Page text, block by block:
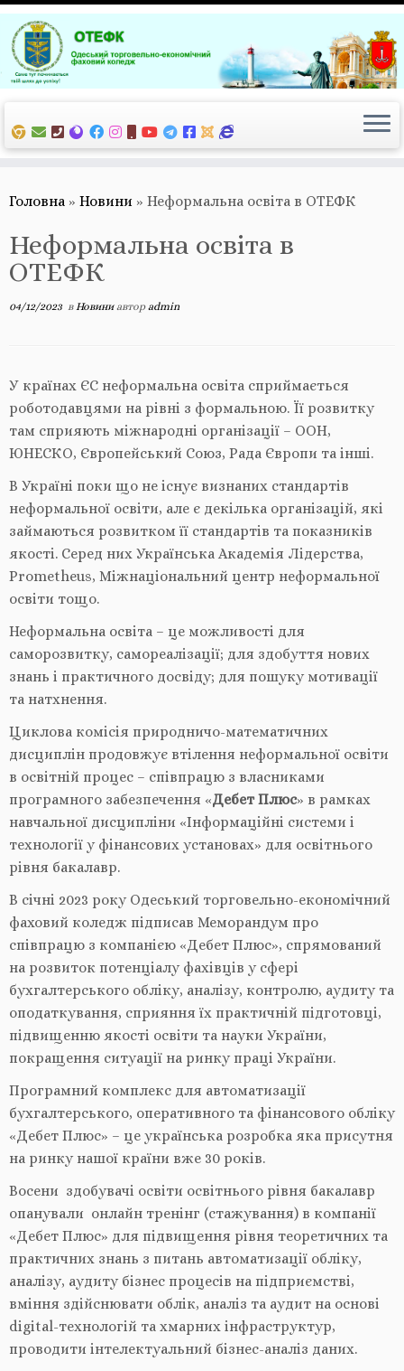
Перейти
до
вмісту
Головна » Новини » Неформальна освіта в ОТЕФК
Неформальна освіта в
ОТЕФК
04/12/2023 в Новиниавторadmin
У країнах ЄС неформальна освіта сприймається
роботодавцями на рівні з формальною. Її розвитку
там сприяють міжнародні організації – ООН,
ЮНЕСКО, Європейський Союз, Рада Європи та інші.
В Україні поки що не існує визнаних стандартів
неформальної освіти, але є декілька організацій, які
займаються розвитком її стандартів та показників
якості. Серед них Українська Академія Лідерства,
Prometheus, Міжнаціональний центр неформальної
освіти тощо.
Неформальна освіта – це можливості для
саморозвитку, самореалізації; для здобуття нових
знань і практичного досвіду; для пошуку мотивації
та натхнення.
Циклова комісія природничо-математичних
дисциплін продовжує втілення неформальної освіти
в освітній процес – співпрацю з власниками
програмного забезпечення «Дебет Плюс» в рамках
навчальної дисципліни «Інформаційні системи і
технології у фінансових установах» для освітнього
рівня бакалавр.
В січні 2023 року Одеський торговельно-економічний
фаховий коледж підписав Меморандум про
співпрацю з компанією «Дебет Плюс», спрямований
на розвиток потенціалу фахівців у сфері
бухгалтерського обліку, аналізу, контролю, аудиту та
оподаткування, сприяння їх практичній підготовці,
підвищенню якості освіти та науки України,
покращення ситуації на ринку праці України.
Програмний комплекс для автоматизації
бухгалтерського, оперативного та фінансового обліку
«Дебет Плюс» – це українська розробка яка присутня
на ринку нашої країни вже 30 років.
Восени здобувачі освіти освітнього рівня бакалавр
опанували онлайн тренінг (стажування) в компанії
«Дебет Плюс» для підвищення рівня теоретичних та
практичних знань з питань автоматизації обліку,
аналізу, аудиту бізнес процесів на підприємстві,
вміння здійснювати облік, аналіз та аудит на основі
digital-технологій та хмарних інфраструктур,
проводити інтелектуальний бізнес-аналіз даних.